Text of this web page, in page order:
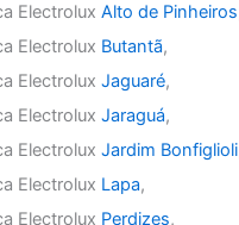
ElectroluxAlto de Pinheiros
Electrolux Butantã,
ElectroluxJaguaré,
ElectroluxJaraguá,
ElectroluxJardim Bonfiglioli
Electrolux Lapa,
Electrolux Perdizes,